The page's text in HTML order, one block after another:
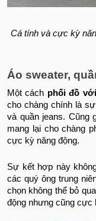
Cá tính và cực kỳ
Áo sweater,
Một cách phối đồ
cho chàng chính là
và quần jeans. Cũng
mang lại cho chàng
cực kỳ năng động.
Sự kết hợp này
các quý ông trung
chọn không thể bỏ
động nhưng cũng cực